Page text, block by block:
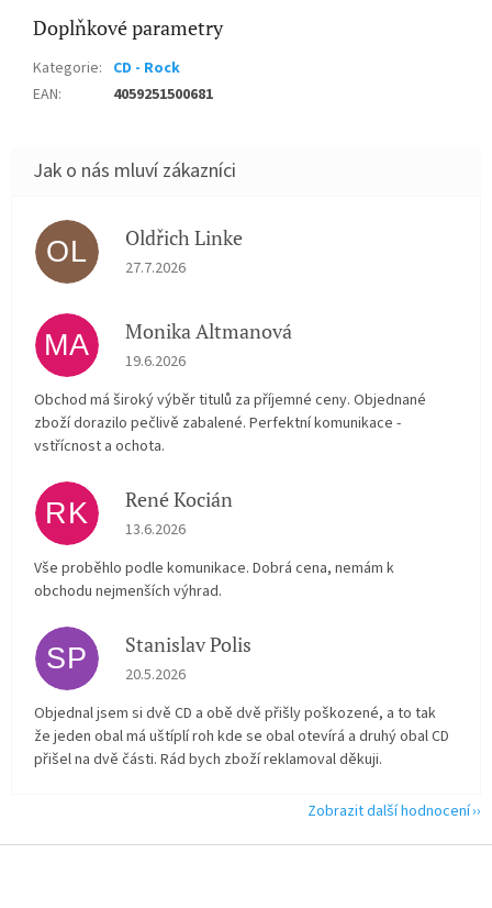
Doplňkové parametry
Kategorie: CD - Rock
EAN: 4059251500681
OL Oldřich Linke
Hodnocení obchodu je 5 z 5 hvězdiček.
27.7.2026
MA Monika Altmanová
Hodnocení obchodu je 5 z 5 hvězdiček.
19.6.2026
Obchod má široký výběr titulů za příjemné ceny. Objednané
zboží dorazilo pečlivě zabalené. Perfektní komunikace -
vstřícnost a ochota.
RK René Kocián
Hodnocení obchodu je 5 z 5 hvězdiček.
13.6.2026
Vše proběhlo podle komunikace. Dobrá cena, nemám k
obchodu nejmenších výhrad.
SP Stanislav Polis
Hodnocení obchodu je 2 z 5 hvězdiček.
20.5.2026
Objednal jsem si dvě CD a obě dvě přišly poškozené, a to tak
že jeden obal má uštíplí roh kde se obal otevírá a druhý obal CD
přišel na dvě části. Rád bych zboží reklamoval děkuji.
Zobrazit další hodnocení
Z